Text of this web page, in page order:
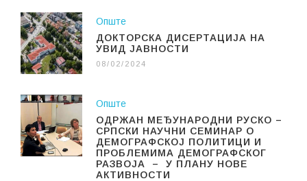
Опште
ДОКТОРСКА ДИСЕРТАЦИЈА НА
УВИД ЈАВНОСТИ
08/02/2024
Опште
ОДРЖАН МЕЂУНАРОДНИ РУСКО –
СРПСКИ НАУЧНИ СЕМИНАР О
ДЕМОГРАФСКОЈ ПОЛИТИЦИ И
ПРОБЛЕМИМА ДЕМОГРАФСКОГ
РАЗВОЈА – У ПЛАНУ НОВЕ
АКТИВНОСТИ